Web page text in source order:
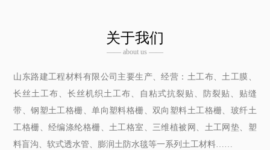
关于我们
—— about us ——
山东路建工程材料有限公司主要生产、经营：土工布、土工膜、
长丝土工布、长丝机织土工布、自粘式抗裂贴、防裂贴、贴缝
带、钢塑土工格栅、单向塑料格栅、双向塑料土工格栅、玻纤土
工格栅、经编涤纶格栅、土工格室、三维植被网、土工网垫、塑
料盲沟、软式透水管、膨润土防水毯等一系列土工材料……